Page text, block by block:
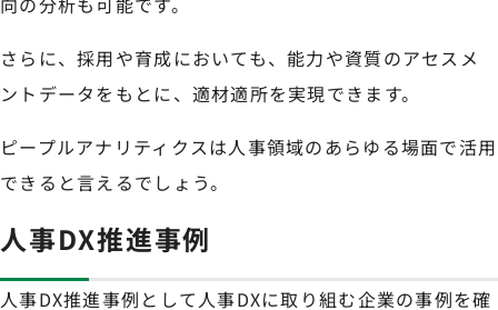
さらに、採用や育成においても、能力や資質のアセスメ
ントデータをもとに、適材適所を実現できます。
ピープルアナリティクスは人事領域のあらゆる場面で活用
できると言えるでしょう。
人事DX推進事例
人事DX推進事例として人事DXに取り組む企業の事例を確